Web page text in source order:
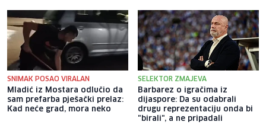
SNIMAK POSAO VIRALAN
Mladić iz Mostara odlučio da
sam prefarba pješački prelaz:
Kad neće grad, mora neko
SELEKTOR ZMAJEVA
Barbarez o igračima iz
dijaspore: Da su odabrali
drugu reprezentaciju onda bi
"birali", a ne pripadali